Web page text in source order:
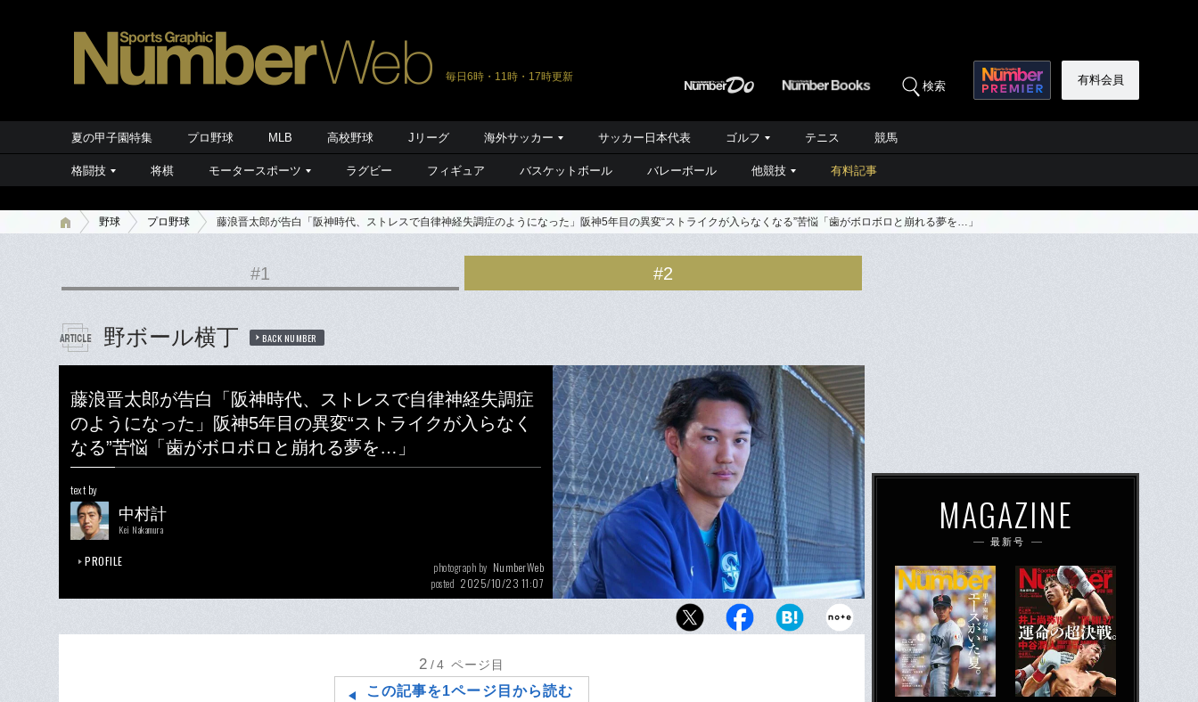
毎日6時・11時・17時更新
検索 有料会員
夏の甲子園特集 プロ野球 MLB 高校野球 Jリーグ 海外サッカー サッカー日本代表 ゴルフ テニス 競馬
格闘技 将棋 モータースポーツ ラグビー フィギュア バスケットボール バレーボール 他競技 有料記事
野球 プロ野球 藤浪晋太郎が告白「阪神時代、ストレスで自律神経失調症のようになった」阪神5年目の異変“ストライクが入らなくなる”苦悩「歯がボロボロと崩れる夢を…」
#1 #2
野ボール横丁 BACK NUMBER
藤浪晋太郎が告白「阪神時代、ストレスで自律神経失調症
のようになった」阪神5年目の異変“ストライクが入らなく
なる”苦悩「歯がボロボロと崩れる夢を…」
text by
中村計
Kei Nakamura
PROFILE photograph by NumberWeb
posted 2025/10/23 11:07
今年2月末、キャンプ地のアリゾナで取材に応じた藤浪晋
2 /4 ページ目
この記事を1ページ目から読む
MAGAZINE
最新号